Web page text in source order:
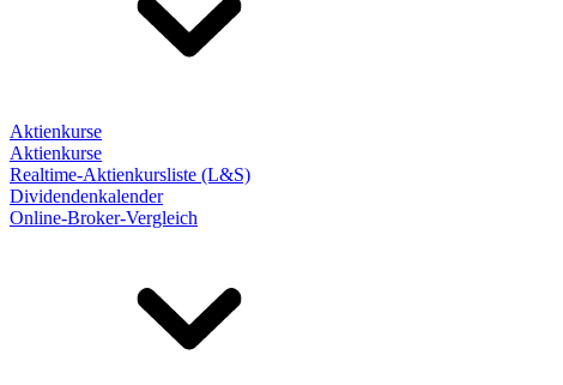
Aktienkurse
Aktienkurse
Realtime-Aktienkursliste (L&S)
Dividendenkalender
Online-Broker-Vergleich